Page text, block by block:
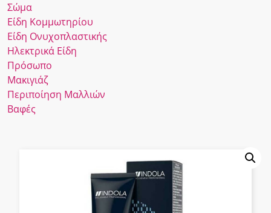
Σώμα
Είδη Κομμωτηρίου
Είδη Ονυχοπλαστικής
Ηλεκτρικά Είδη
Πρόσωπο
Μακιγιάζ
Περιποίηση Μαλλιών
Βαφές